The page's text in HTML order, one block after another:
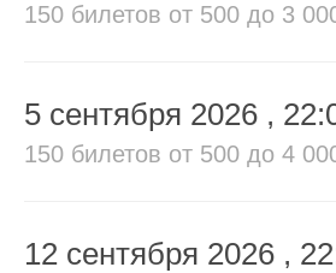
150 билетов от 500 до 3
5 сентября 2026 ,
150 билетов от 500 до 4
12 сентября 2026 ,